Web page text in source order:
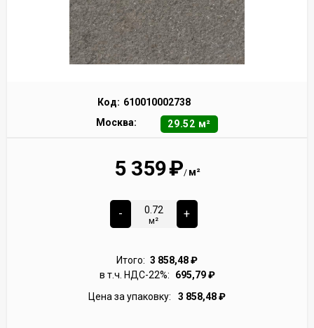
Код: 610010002738
Москва:
29.52 м²
5 359₽/ м²
-
м²
+
Итого: 3 858,48₽
в т.ч. НДС-22%:
695,79₽
Цена за упаковку:
3 858,48₽